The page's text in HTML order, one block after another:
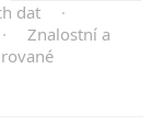
dat
·
·
Znalostní a